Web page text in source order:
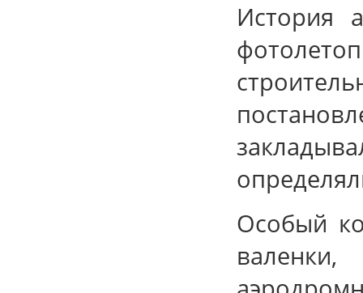
История
Особый